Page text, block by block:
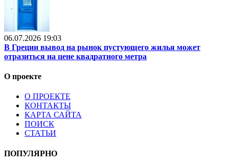
06.07.2026 19:03
В Греции вывод на рынок пустующего жилья может
отразиться на цене квадратного метра
О проекте
О ПРОЕКТЕ
КОНТАКТЫ
КАРТА САЙТА
ПОИСК
СТАТЬИ
ПОПУЛЯРНО